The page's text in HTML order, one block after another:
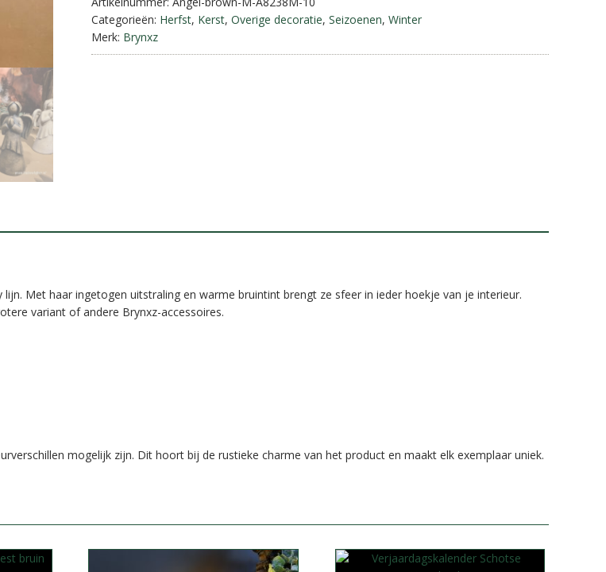
Brynxz.
aantal
t
v
Categorieën: Herfst, Kerst, Overige decoratie, Seizoenen, Winter
Merk: Brynxz
Met haar ingetogen uitstraling en warme bruintint brengt ze sfeer in ieder hoekje van je interieur.
variant of andere Brynxz-accessoires.
mogelijk zijn. Dit hoort bij de rustieke charme van het product en maakt elk exemplaar uniek.